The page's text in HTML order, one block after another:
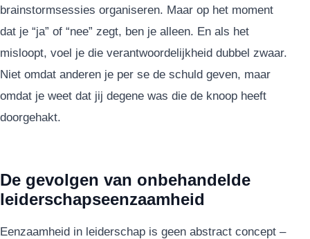
brainstormsessies organiseren. Maar op het moment
dat je “ja” of “nee” zegt, ben je alleen. En als het
misloopt, voel je die verantwoordelijkheid dubbel zwaar.
Niet omdat anderen je per se de schuld geven, maar
omdat je weet dat jij degene was die de knoop heeft
doorgehakt.
De gevolgen van onbehandelde
leiderschapseenzaamheid
Eenzaamheid in leiderschap is geen abstract concept –